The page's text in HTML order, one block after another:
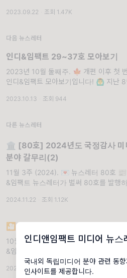
인디앤임팩트 미디어 뉴스
국내외 독립미디어 분야 관련 동
인사이트를 제공합니다.
문화연구학회 주요 참가자들을 초청해 '
2023.09.22 조회 1.47K
다음 뉴스레터
인디&임팩트 29~37호 모아보기
2023년 10월 둘째주. 🍁 개편 이후 첫
인디&임팩트 모아보기입니다! 🙆‍♂️ 지난 8
을까요! 9개의 소식들을 모아 모아 한 눈에
2023.10.13 조회 944
다른 뉴스레터
🏛 [80호] 2024년도 국정감사 미
분야 갈무리(2)
11월 3주 (2024). 💌 뉴스레터 80호 📰
&임팩트 뉴스레터가 벌써 80호를 발행하
사 소식을 전해드렸는데요. 이번 80번째
2024.11.22 조회 1.12K
🎦[76호] 영화제 수난시대
10월 2주 (2024). 💌 뉴스레터 76호 🎦
&임팩트 76호에서는 최근 심각하게 퇴행
있는 영화제 지원정책의 문제점을 지역
장 오랫동안 독립영화제를 개최해온 정동
2024.10.10 · 조회 885